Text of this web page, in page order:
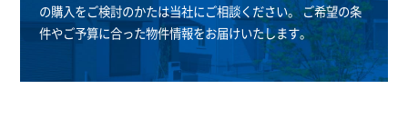
の購入をご検討のかたは当社にご相談ください。ご希望の条
件やご予算に合った物件情報をお届けいたします。